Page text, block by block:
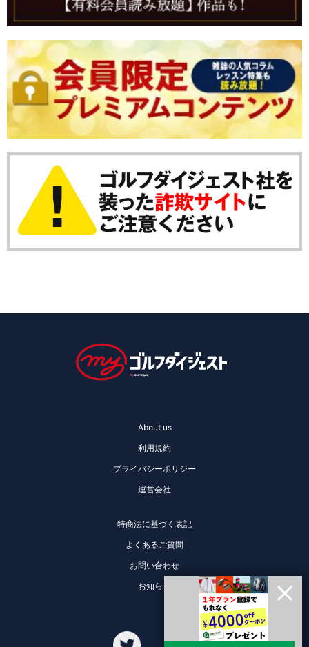
About us
利用規約
プライバシーポリシー
運営会社
特商法に基づく表記
よくあるご質問
お問い合わせ
お知らせ